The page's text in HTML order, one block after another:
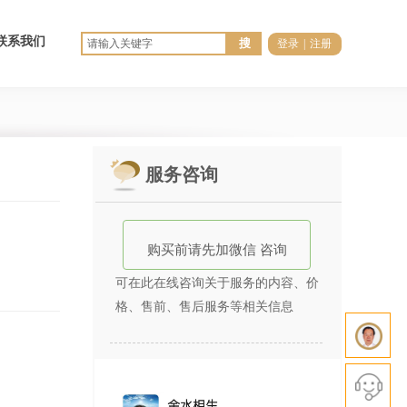
登录 注册
搜
系我们
服务咨询
购买前请先加微信 咨询
可在此在线咨询关于服务的内容、价
格、售前、售后服务等相关信息